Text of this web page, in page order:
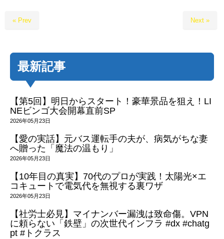
« Prev Next »
最新記事
【第5回】明日からスタート！豪華景品を狙え！LI
NEビンゴ大会開幕直前SP
2026年05月23日
【愛の実話】元バス運転手の夫が、病気がちな妻
へ贈った「魔法の温もり」
2026年05月23日
【10年目の真実】70代のプロが実践！太陽光×エ
コキュートで電気代を無視する裏ワザ
2026年05月23日
【社労士必見】マイナンバー漏洩は致命傷。VPN
に頼らない「鉄壁」の次世代インフラ #dx #chatg
pt #トクラス